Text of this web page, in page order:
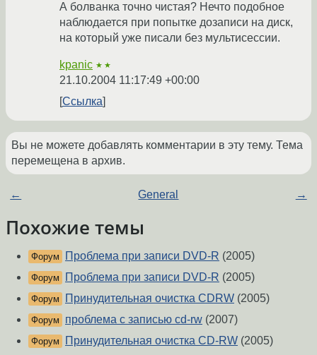
А болванка точно чистая? Нечто подобное
наблюдается при попытке дозаписи на диск,
на который уже писали без мультисессии.
kpanic ★★
21.10.2004 11:17:49 +00:00
Ссылка
Вы не можете добавлять комментарии в эту тему. Тема
перемещена в архив.
← General →
Похожие темы
Форум Проблема при записи DVD-R (2005)
Форум Проблема при записи DVD-R (2005)
Форум Принудительная очистка CDRW (2005)
Форум проблема с записью cd-rw (2007)
Форум Принудительная очистка CD-RW (2005)